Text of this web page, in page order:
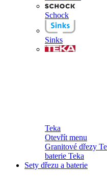
Schock
Sinks
Teka
Otevřít menu
Granitové dřezy
baterie Teka
Sety dřezu a baterie